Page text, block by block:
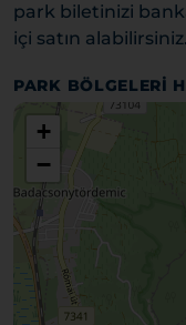
park biletinizi
içi satın alabilirsiniz.
PARK BÖLGELERI
+
−